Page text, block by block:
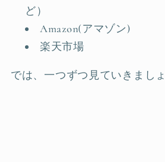
ど）
Amazon(アマゾン)
楽天市場
では、一つずつ見ていきまし